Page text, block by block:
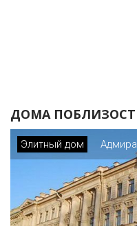
ДОМА
Элитный дом